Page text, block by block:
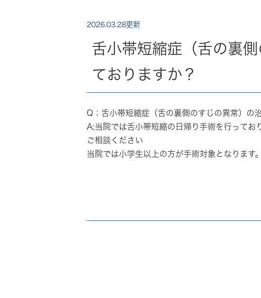
2026.03.28更新
舌小帯短縮症（舌の裏
ておりますか？
Q；舌小帯短縮症（舌の裏側のすじの異常）の
A;当院では舌小帯短縮の日帰り手術を行ってお
ご相談ください
当院では小学生以上の方が手術対象となります。